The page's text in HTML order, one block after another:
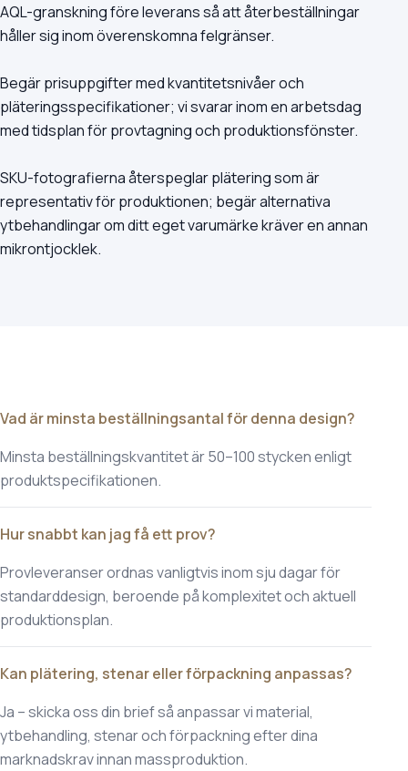
AQL-granskning före leverans så att återbeställningar
håller sig inom överenskomna felgränser.
Begär prisuppgifter med kvantitetsnivåer och
pläteringsspecifikationer; vi svarar inom en arbetsdag
med tidsplan för provtagning och produktionsfönster.
SKU-fotografierna återspeglar plätering som är
representativ för produktionen; begär alternativa
ytbehandlingar om ditt eget varumärke kräver en annan
mikrontjocklek.
Vad är minsta beställningsantal för denna design?
Minsta beställningskvantitet är 50–100 stycken enligt
produktspecifikationen.
Hur snabbt kan jag få ett prov?
Provleveranser ordnas vanligtvis inom sju dagar för
standarddesign, beroende på komplexitet och aktuell
produktionsplan.
Kan plätering, stenar eller förpackning anpassas?
Ja – skicka oss din brief så anpassar vi material,
ytbehandling, stenar och förpackning efter dina
marknadskrav innan massproduktion.